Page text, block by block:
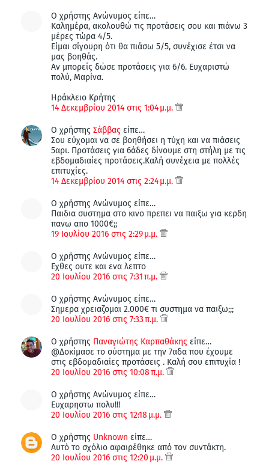
Ο χρήστης Ανώνυμος είπε…
Καλημέρα, ακολουθώ τις προτάσεις σου και πιάνω 3
μέρες τώρα 4/5.
Είμαι σίγουρη ότι θα πιάσω 5/5, συνέχισε έτσι να
μας βοηθάς.
Αν μπορείς δώσε προτάσεις για 6/6. Ευχαριστώ
πολύ, Μαρίνα.
Ηράκλειο Κρήτης
14 Δεκεμβρίου 2014 στις 1:04 μ.μ.
Ο χρήστης Σάββας είπε…
Σου εύχομαι να σε βοηθήσει η τύχη και να πιάσεις
5αρι. Προτάσεις για 6άδες δίνουμε στη στήλη με τις
εβδομαδιαίες προτάσεις.Καλή συνέχεια με πολλές
επιτυχίες.
14 Δεκεμβρίου 2014 στις 2:24 μ.μ.
Ο χρήστης Ανώνυμος είπε…
Παιδια συστημα στο κινο πρεπει να παιξω για κερδη
πανω απο 1000€;;
19 Ιουλίου 2016 στις 2:29 μ.μ.
Ο χρήστης Ανώνυμος είπε…
Εχθες ουτε και ενα λεπτο
20 Ιουλίου 2016 στις 7:31 π.μ.
Ο χρήστης Ανώνυμος είπε…
Σημερα χρειαζομαι 2.000€ τι συστημα να παιξω;;;
20 Ιουλίου 2016 στις 7:33 π.μ.
Ο χρήστης Παναγιώτης Καρπαθάκης είπε…
@Δοκίμασε το σύστημα με την 7αδα που έχουμε
στις εβδομαδιαίες προτάσεις . Καλή σου επιτυχία !
20 Ιουλίου 2016 στις 10:08 π.μ.
Ο χρήστης Ανώνυμος είπε…
Ευχαρηστω πολυ!!!
20 Ιουλίου 2016 στις 12:18 μ.μ.
Ο χρήστης Unknown είπε…
Αυτό το σχόλιο αφαιρέθηκε από τον συντάκτη.
20 Ιουλίου 2016 στις 12:20 μ.μ.